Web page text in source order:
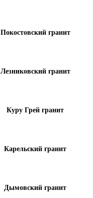
Покостовский гранит
Лезниковский гранит
Куру Грей гранит
Карельский гранит
Дымовский гранит